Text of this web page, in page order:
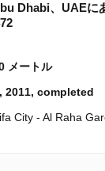
Dhabi、UAEに
メートル
2011, completed
City - Al Raha